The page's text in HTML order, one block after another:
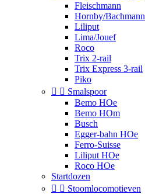
Fleischmann
Hornby/Bachmann
Liliput
Lima/Jouef
Roco
Trix 2-rail
Trix Express 3-rail
Piko
  Smalspoor
Bemo HOe
Bemo HOm
Busch
Egger-bahn HOe
Ferro-Suisse
Liliput HOe
Roco HOe
Startdozen
  Stoomlocomotieven